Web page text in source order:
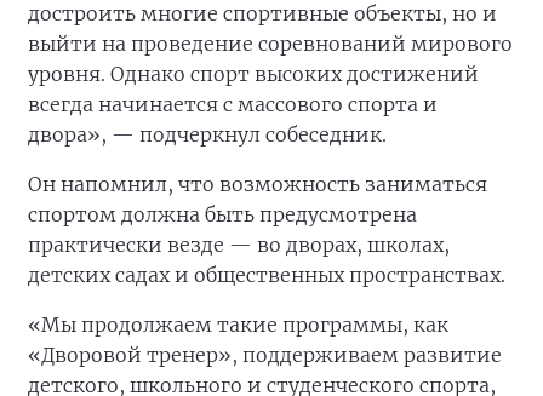
достроить многие спортивные объекты, но и
выйти на проведение соревнований мирового
уровня. Однако спорт высоких достижений
всегда начинается с массового спорта и
двора», — подчеркнул собеседник.
Он напомнил, что возможность заниматься
спортом должна быть предусмотрена
практически везде — во дворах, школах,
детских садах и общественных пространствах.
«Мы продолжаем такие программы, как
«Дворовой тренер», поддерживаем развитие
детского, школьного и студенческого спорта,